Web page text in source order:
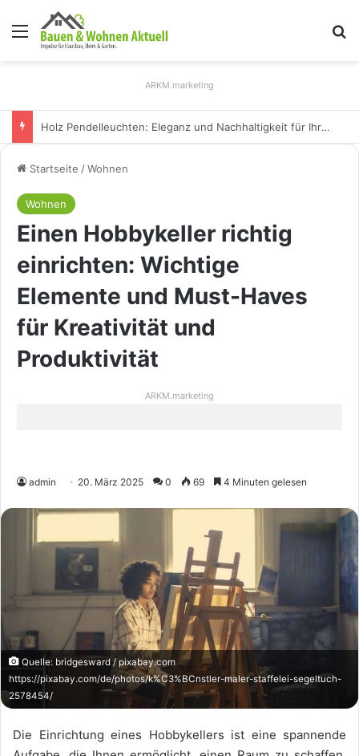
Menü
ARKM.marketing
Wespennest: Effektive Methoden zur sicheren Entfernung
Startseite /Wohnen
Wohnen
Einen Hobbykeller richtig
einrichten: Wichtige
Elemente und Must-Haves
für Kreativität und
Produktivität
ARKM.marketing
admin 20. März 2025 0 69 4 Minuten gelesen
Quelle: bridgesward / pixabay.com
https://pixabay.com/de/photos/k%C3%BCnstler-maler-staffelei-segeltuch-
2578454/
Die Einrichtung eines Hobbykellers ist eine spannende